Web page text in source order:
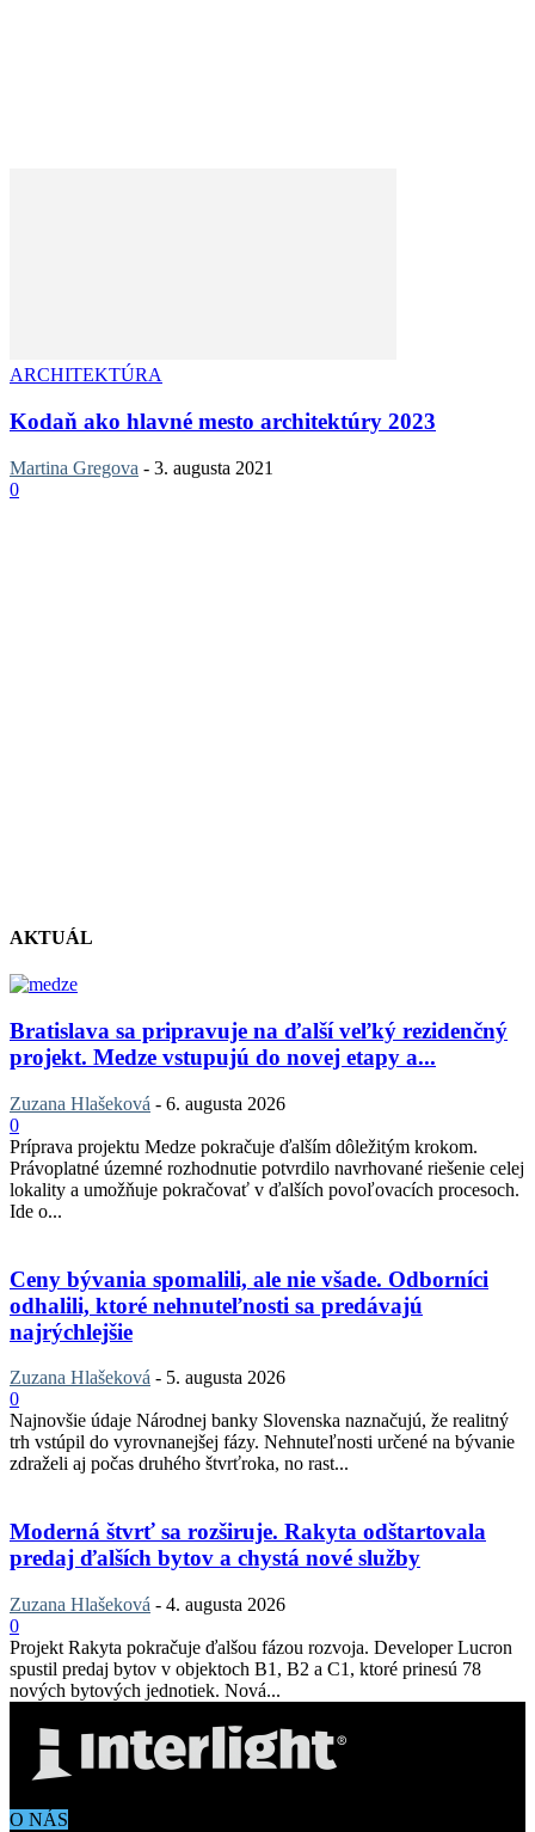
ARCHITEKTÚRA
Kodaň ako hlavné mesto architektúry 2023
Martina Gregova - 3. augusta 2021
0
AKTUÁL
Bratislava sa pripravuje na ďalší veľký rezidenčný
projekt. Medze vstupujú do novej etapy a...
Zuzana Hlašeková - 6. augusta 2026
0
Príprava projektu Medze pokračuje ďalším dôležitým krokom.
Právoplatné územné rozhodnutie potvrdilo navrhované riešenie celej
lokality a umožňuje pokračovať v ďalších povoľovacích procesoch.
Ide o...
Ceny bývania spomalili, ale nie všade. Odborníci
odhalili, ktoré nehnuteľnosti sa predávajú
najrýchlejšie
Zuzana Hlašeková - 5. augusta 2026
0
Najnovšie údaje Národnej banky Slovenska naznačujú, že realitný
trh vstúpil do vyrovnanejšej fázy. Nehnuteľnosti určené na bývanie
zdraželi aj počas druhého štvrťroka, no rast...
Moderná štvrť sa rozširuje. Rakyta odštartovala
predaj ďalších bytov a chystá nové služby
Zuzana Hlašeková - 4. augusta 2026
0
Projekt Rakyta pokračuje ďalšou fázou rozvoja. Developer Lucron
spustil predaj bytov v objektoch B1, B2 a C1, ktoré prinesú 78
nových bytových jednotiek. Nová...
O NÁS